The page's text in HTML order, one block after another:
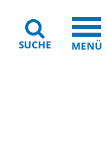
SUCHE MENÜ